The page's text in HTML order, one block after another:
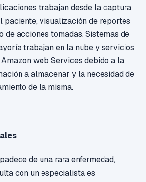
trabajan desde la captura
paciente, visualización de reportes
de acciones tomadas. Sistemas de
trabajan en la nube y servicios
web Services debido a la
a almacenar y la necesidad de
de la misma.
de una rara enfermedad,
con un especialista es